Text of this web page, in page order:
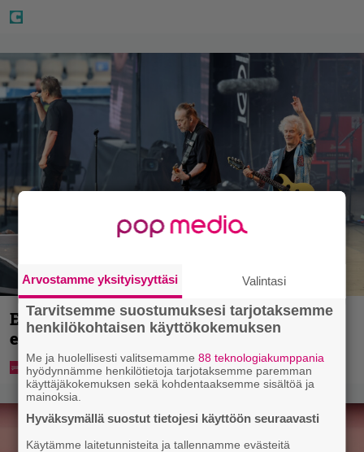
Eppu Normaalin viimeinen konsertti
esitetään Ylellä
Arvostamme yksityisyyttäsi Valintasi
Tarvitsemme suostumuksesi tarjotaksemme
henkilökohtaisen käyttökokemuksen
Me ja huolellisesti valitsemamme88 teknologiakumppania
hyödynnämme henkilötietoja tarjotaksemme paremman
käyttäjäkokemuksen sekä kohdentaaksemme sisältöä ja
mainoksia.
Hyväksymällä suostut tietojesi käyttöön seuraavasti
Käytämme laitetunnisteita ja tallennamme evästeitä